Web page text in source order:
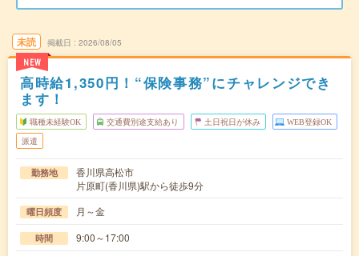
未読
NEW
掲載日 2026/08/05
高時給1,350円！“保険事務”にチャレンジでき
ます！
職種未経験OK 交通費別途支給あり 土日祝日が休み WEB登録OK
派遣
勤務地
香川県高松市
片原町(香川県)駅から徒歩9分
曜日頻度 月～金
時間 9:00～17:00